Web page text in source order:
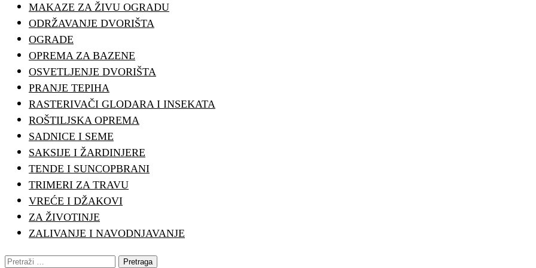
MAKAZE ZA ŽIVU OGRADU
ODRŽAVANJE DVORIŠTA
OGRADE
OPREMA ZA BAZENE
OSVETLJENJE DVORIŠTA
PRANJE TEPIHA
RASTERIVAČI GLODARA I INSEKATA
ROŠTILJSKA OPREMA
SADNICE I SEME
SAKSIJE I ŽARDINJERE
TENDE I SUNCOPBRANI
TRIMERI ZA TRAVU
VREĆE I DŽAKOVI
ZA ŽIVOTINJE
ZALIVANJE I NAVODNJAVANJE
Pretraga: